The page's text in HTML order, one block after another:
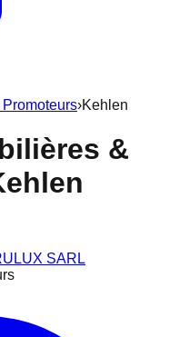
›Kehlen
&
SARL